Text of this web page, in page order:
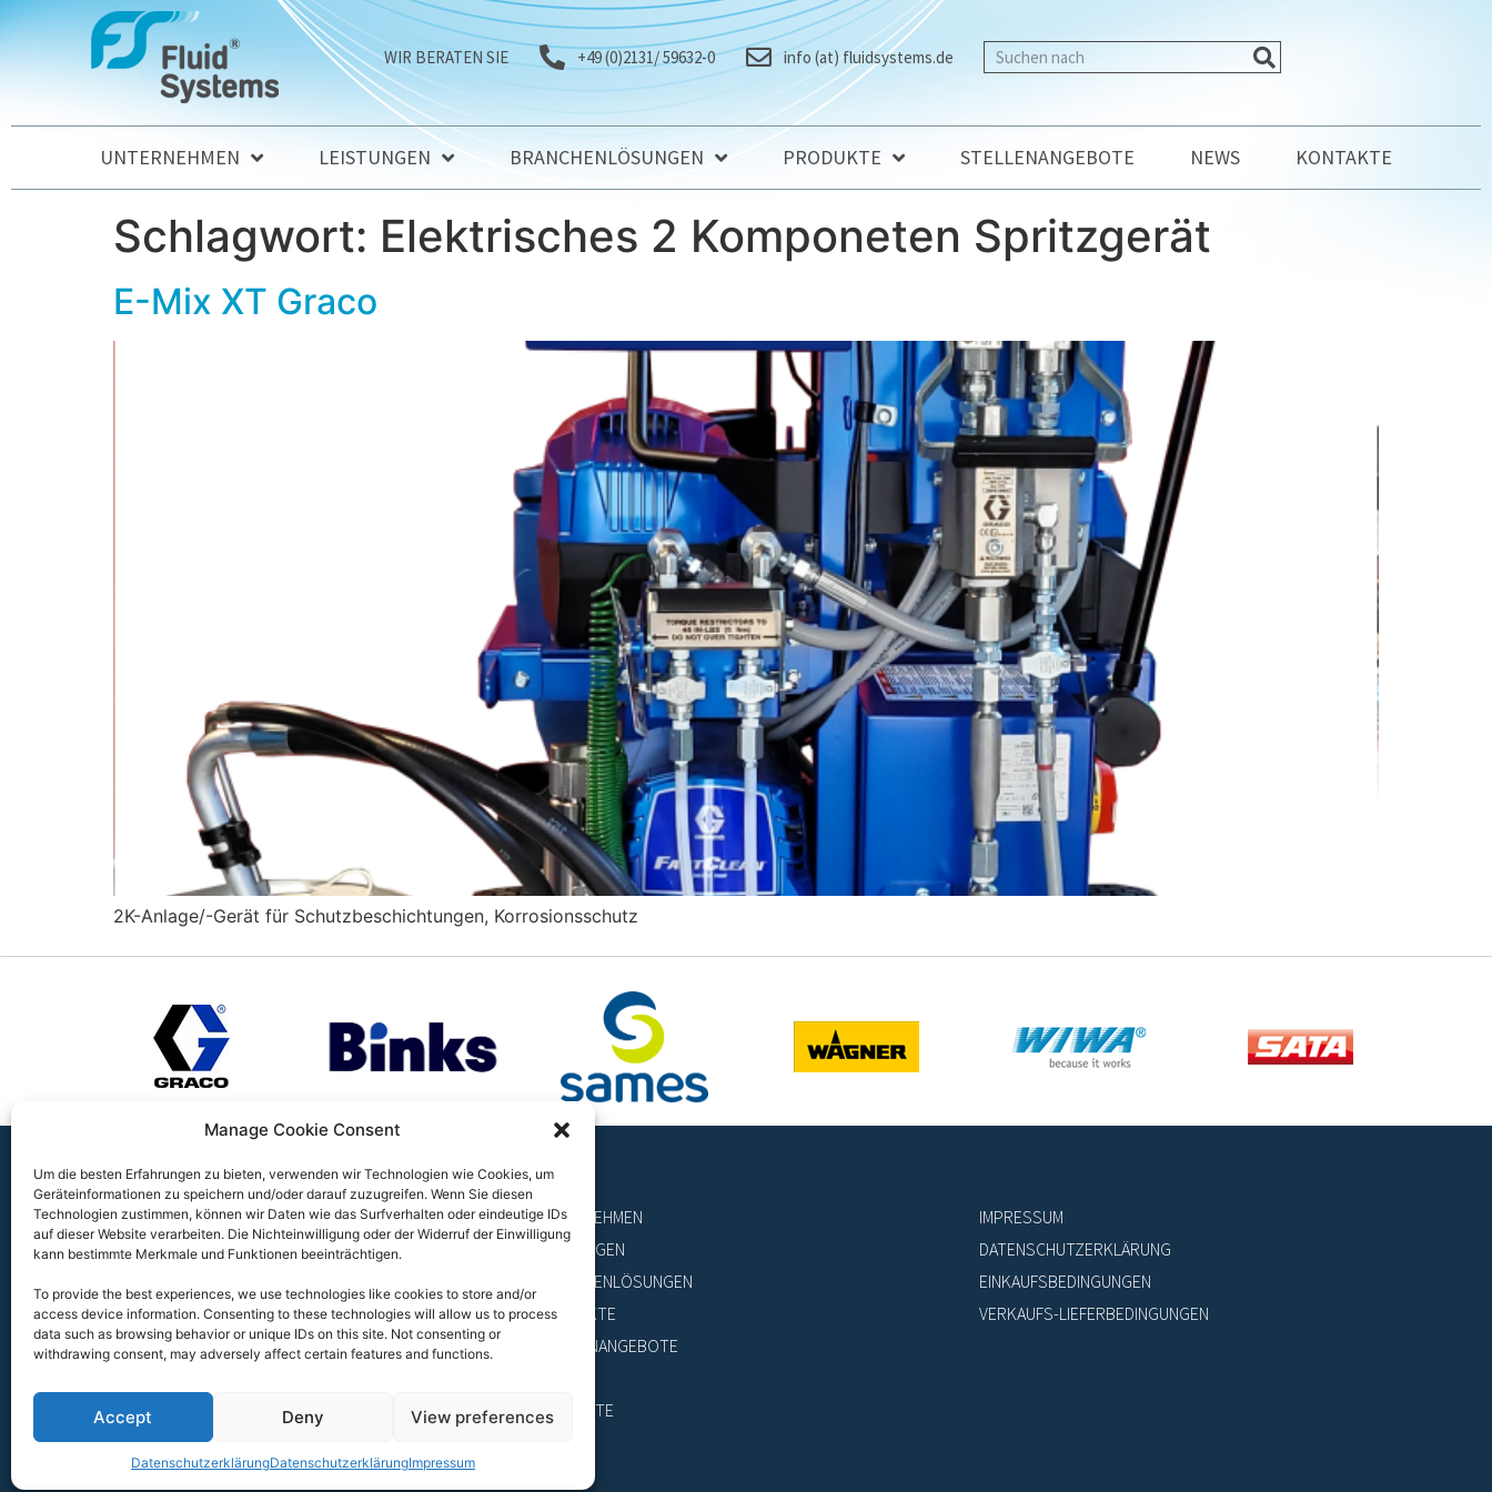
Manage Cookie Consent
Um die besten Erfahrungen zu bieten, verwenden wir Technologien wie Cookies, um
Geräteinformationen zu speichern und/oder darauf zuzugreifen. Wenn Sie diesen
Technologien zustimmen, können wir Daten wie das Surfverhalten oder eindeutige IDs
auf dieser Website verarbeiten. Die Nichteinwilligung oder der Widerruf der Einwilligung
kann bestimmte Merkmale und Funktionen beeinträchtigen.
To provide the best experiences, we use technologies like cookies to store and/or
access device information. Consenting to these technologies will allow us to process
data such as browsing behavior or unique IDs on this site. Not consenting or
withdrawing consent, may adversely affect certain features and functions.
Accept Deny View preferences
DatenschutzerklärungDatenschutzerklärungImpressum
WIR BERATEN SIE +49 (0)2131/ 59632-0 info (at) fluidsystems.de
UNTERNEHMEN LEISTUNGEN BRANCHENLÖSUNGEN PRODUKTE STELLENANGEBOTE NEWS KONTAKTE
Schlagwort: Elektrisches 2 Komponeten Spritzgerät
E-Mix XT Graco
2K-Anlage/-Gerät für Schutzbeschichtungen, Korrosionsschutz
FLUIDSYSTEMS GMBH & CO. KG
Daimlerstraße 14A, 41564 Kaarst
+49 (0)2131/ 59632-0
info (at) fluidsystems.de
UNTERNEHMEN
LEISTUNGEN
BRANCHENLÖSUNGEN
PRODUKTE
STELLENANGEBOTE
KONTAKTE
IMPRESSUM
DATENSCHUTZERKLÄRUNG
EINKAUFSBEDINGUNGEN
VERKAUFS-LIEFERBEDINGUNGEN